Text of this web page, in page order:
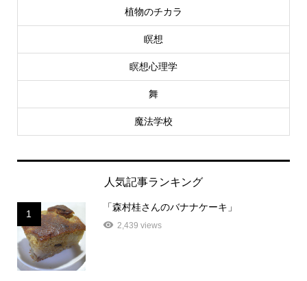
植物のチカラ
瞑想
瞑想心理学
舞
魔法学校
人気記事ランキング
1
「森村桂さんのバナナケーキ」
2,439 views